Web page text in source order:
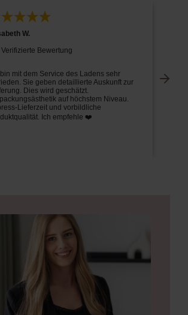
W.
Verifizierte Bewertung
bin mit dem Service des Ladens sehr
Sie geben detaillierte Auskunft zur
Dies wird geschätzt.
auf höchstem Niveau.
Lieferzeit und vorbildliche
Ich empfehle ❤️